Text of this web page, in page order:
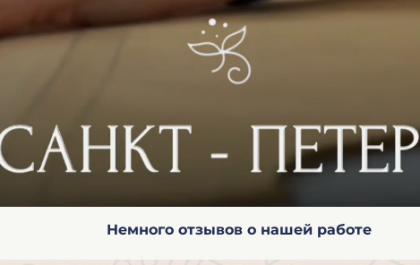
Немного отзывов о нашей работе